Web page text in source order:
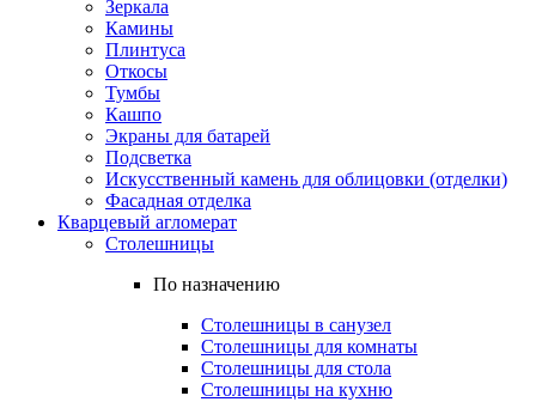
Зеркала
Камины
Плинтуса
Откосы
Тумбы
Кашпо
Экраны для батарей
Подсветка
Искусственный камень для облицовки (отделки)
Фасадная отделка
Кварцевый агломерат
Столешницы
По назначению
Столешницы в санузел
Столешницы для комнаты
Столешницы для стола
Столешницы на кухню